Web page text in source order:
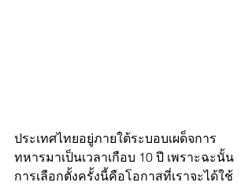
ประเทศไทยอยู่ภายใต้ระบอบเผด็จการ
ทหารมาเป็นเวลาเกือบ 10 ปี เพราะฉะนั้น
การเลือกตั้งครั้งนี้คือโอกาสที่เราจะได้ใช้